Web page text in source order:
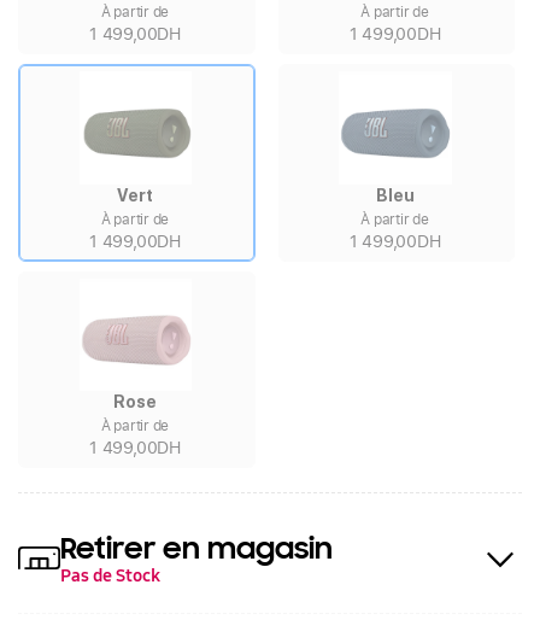
À partir de
1 499,00DH
À partir de
1 499,00DH
Vert
À partir de
1 499,00DH
Bleu
À partir de
1 499,00DH
Rose
À partir de
1 499,00DH
Retirer en magasin
Pas de Stock